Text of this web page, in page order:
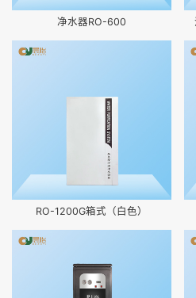
净水器RO-600
RO-1200G箱式（白色）